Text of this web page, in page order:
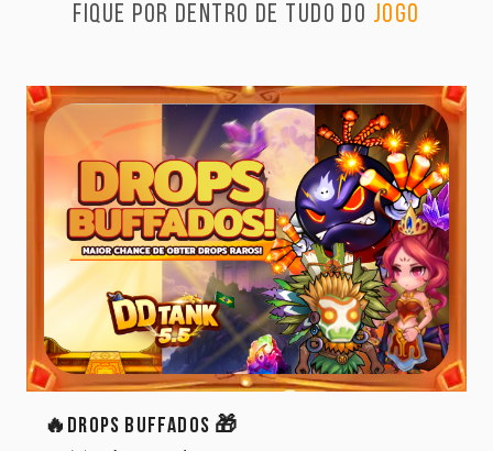
Fique por dentro de tudo do jogo
🔥Drops Buffados 🎁